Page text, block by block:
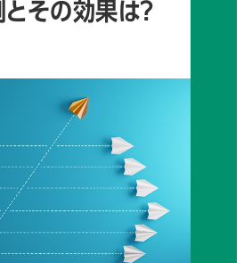
その効果は？